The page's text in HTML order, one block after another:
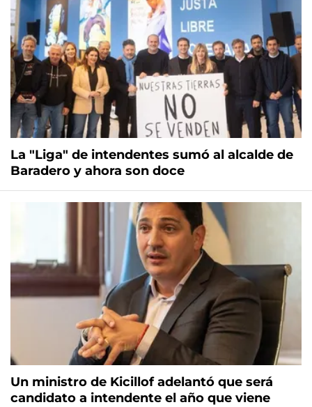
La "Liga" de intendentes sumó al alcalde de
Baradero y ahora son doce
Un ministro de Kicillof adelantó que será
candidato a intendente el año que viene